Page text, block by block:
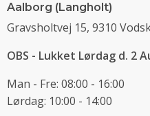
Aalborg (Langholt)
Gravsholtvej 15, 9310
OBS - Lukket Lørdag d. 2
Man - Fre: 08:00 - 16:00
Lørdag: 10:00 - 14:00